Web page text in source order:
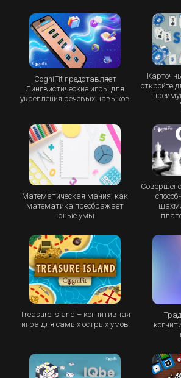
CogniFit представляет
Лингвистические игры для
укрепления речевых навыков
откройте
Математическая мания: как
математика преображает
юные умы
Treasure Island – когнитивная
игра для самых острых умов